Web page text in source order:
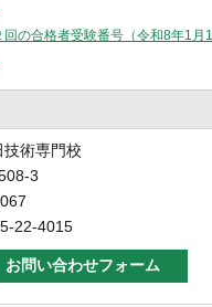
の合格者受験番号（令和8年1月
技術専門校
3
22-4015